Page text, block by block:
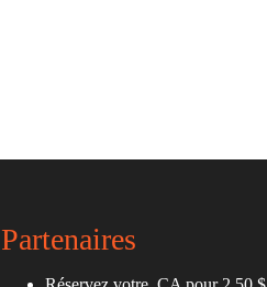
Partenaires